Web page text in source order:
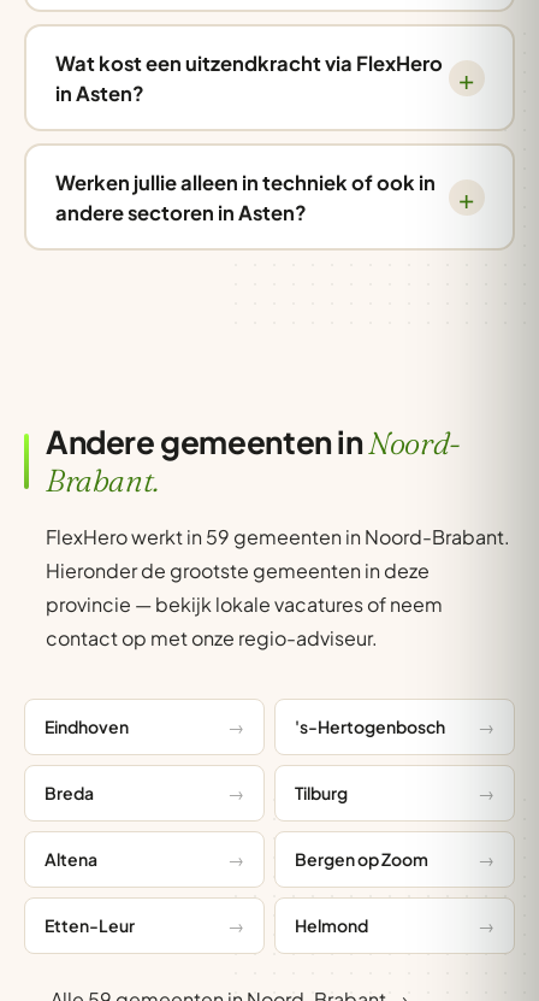
Wat kost een uitzendkracht via FlexHero
in Asten?
Werken jullie alleen in techniek of ook in
andere sectoren in Asten?
Andere gemeenten inNoord-
Brabant.
FlexHero werkt in 59 gemeenten in Noord-Brabant.
Hieronder de grootste gemeenten in deze
provincie — bekijk lokale vacatures of neem
contact op met onze regio-adviseur.
Eindhoven 's-Hertogenbosch
Breda Tilburg
Altena Bergen op Zoom
Etten-Leur Helmond